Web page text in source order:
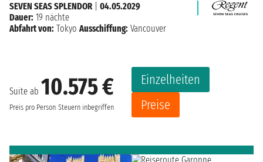
Suite ab 10.575 €
Preis pro Person Steuern inbegriffen
Einzelheiten
Preise
SEVEN SEAS SPLENDOR| 04.05.2029
Dauer: 19 nächte
Abfahrt von: Tokyo Ausschiffung: Vancouver